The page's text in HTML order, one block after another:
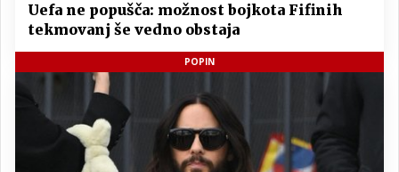
Uefa ne popušča: možnost bojkota Fifinih
tekmovanj še vedno obstaja
POPIN